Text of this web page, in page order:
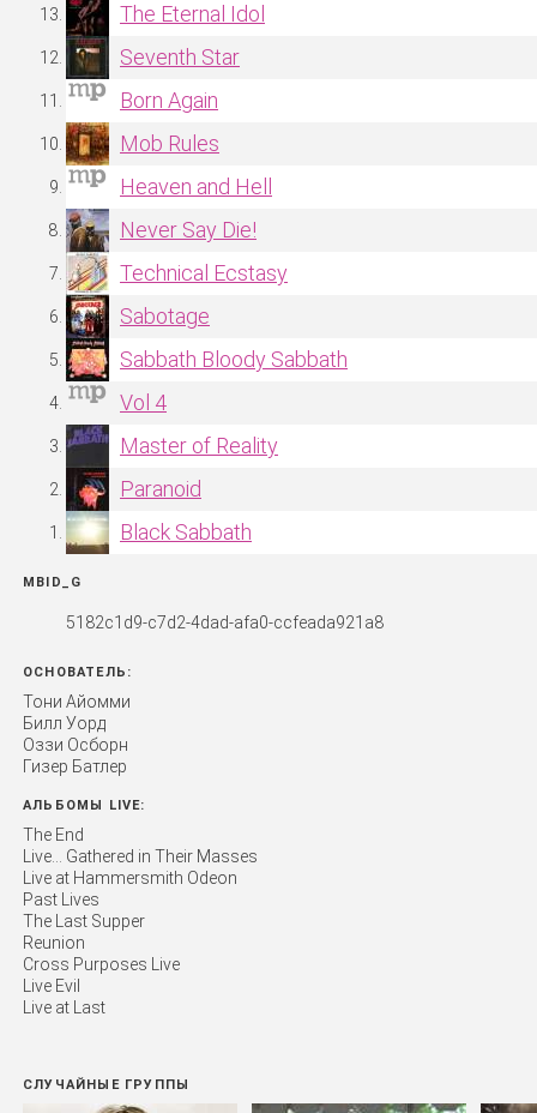
The Eternal Idol
Seventh Star
Born Again
Mob Rules
Heaven and Hell
Never Say Die!
Technical Ecstasy
Sabotage
Sabbath Bloody Sabbath
Vol 4
Master of Reality
Paranoid
Black Sabbath
MBID_G
5182c1d9-c7d2-4dad-afa0-ccfeada921a8
ОСНОВАТЕЛЬ:
Тони Айомми
Билл Уорд
Оззи Осборн
Гизер Батлер
АЛЬБОМЫ LIVE:
The End
Live... Gathered in Their Masses
Live at Hammersmith Odeon
Past Lives
The Last Supper
Reunion
Cross Purposes Live
Live Evil
Live at Last
СЛУЧАЙНЫЕ ГРУППЫ